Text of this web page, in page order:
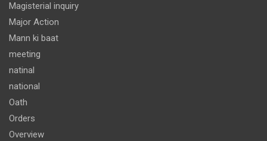
Magisterial inquiry
Major Action
Mann ki baat
meeting
natinal
national
Oath
Orders
Overview